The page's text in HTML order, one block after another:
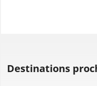
Destinations